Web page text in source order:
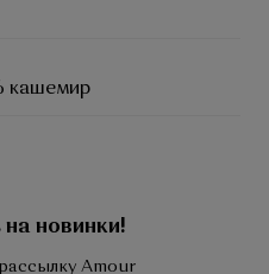
кашемир
новинки!
Amour